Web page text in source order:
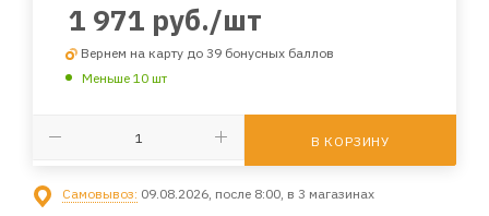
1 971 руб./шт
Вернем на карту до 39 бонусных баллов
Меньше 10 шт
В КОРЗИНУ
Самовывоз: 09.08.2026, после 8:00, в 3 магазинах